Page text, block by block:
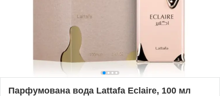
Парфумована вода Lattafa Eclaire, 100 мл